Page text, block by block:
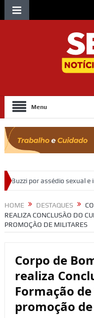
Menu
e importunação
HOME DESTAQUES
REALIZA CONCLUSÃO DO
PROMOÇÃO DE MILITARES
Corpo de
realiza
Formação
promoção